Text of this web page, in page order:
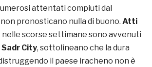
attentati compiuti dal
pronosticano nulla di buono. Atti
scorse settimane sono avvenuti
Sadr City, sottolineano che la dura
il paese iracheno non è